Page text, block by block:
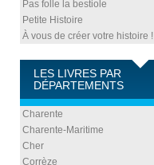
Pas folle la bestiole
Petite Histoire
À vous de créer votre histoire !
LES LIVRES PAR
DÉPARTEMENTS
Charente
Charente-Maritime
Cher
Corrèze